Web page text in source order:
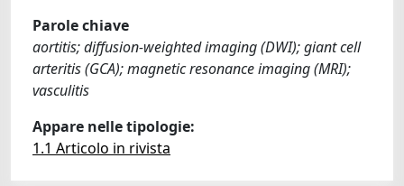
Parole chiave
aortitis; diffusion-weighted imaging (DWI); giant cell
arteritis (GCA); magnetic resonance imaging (MRI);
vasculitis
Appare nelle tipologie:
1.1 Articolo in rivista